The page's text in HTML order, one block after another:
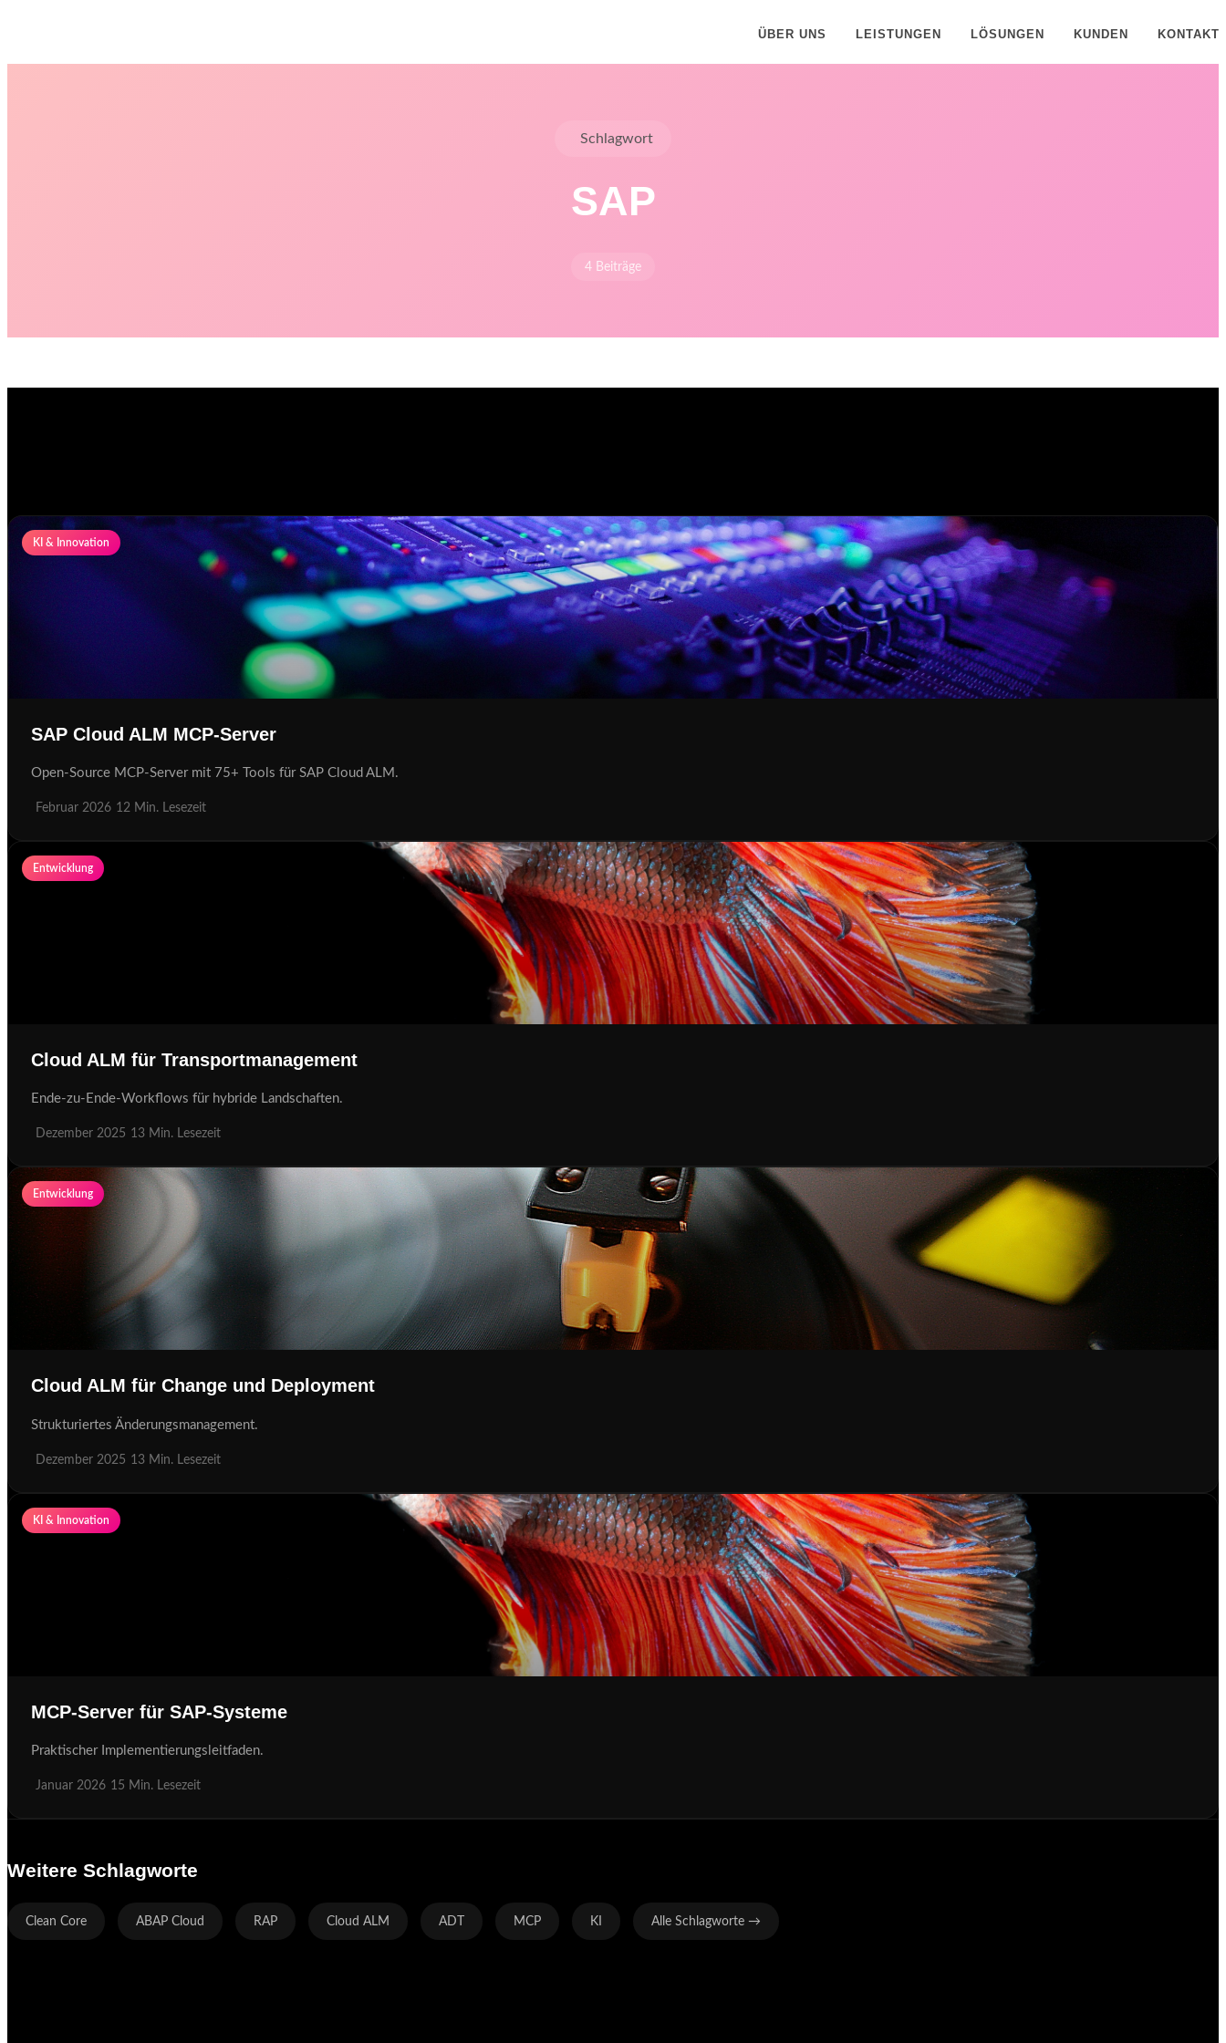
ÜBER UNS LEISTUNGEN LÖSUNGEN KUNDEN KONTAKT
Schlagwort
SAP
4 Beiträge
KI & Innovation
SAP Cloud ALM MCP-Server
Open-Source MCP-Server mit 75+ Tools für SAP Cloud ALM.
Februar 2026 12 Min. Lesezeit
Entwicklung
Cloud ALM für Transportmanagement
Ende-zu-Ende-Workflows für hybride Landschaften.
Dezember 2025 13 Min. Lesezeit
Entwicklung
Cloud ALM für Change und Deployment
Strukturiertes Änderungsmanagement.
Dezember 2025 13 Min. Lesezeit
KI & Innovation
MCP-Server für SAP-Systeme
Praktischer Implementierungsleitfaden.
Januar 2026 15 Min. Lesezeit
Weitere Schlagworte
Clean Core ABAP Cloud RAP Cloud ALM ADT MCP KI Alle Schlagworte →